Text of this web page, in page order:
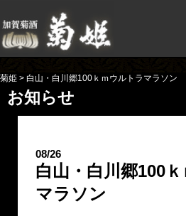
菊姫 > 白山・白川郷100ｋｍウルトラマラソン
お知らせ
08/26
白山・白川郷100
マラソン